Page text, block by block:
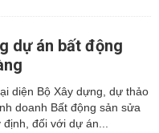
dự án bất động
diện Bộ Xây dựng, dự thảo
doanh Bất động sản sửa
đối với dự án...